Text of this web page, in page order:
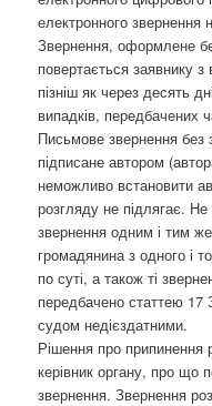
електронного звернення
Звернення, оформлене
повертається заявнику з
пізніш як через десять
випадків, передбачених
Письмове звернення без
підписане автором
неможливо встановити
розгляду не підлягає.
звернення одним і тим
громадянина з одного і
по суті, а також ті
передбачено статтею 17
судом недієздатними.
Рішення про припинення
керівник органу, про що
звернення. Звернення